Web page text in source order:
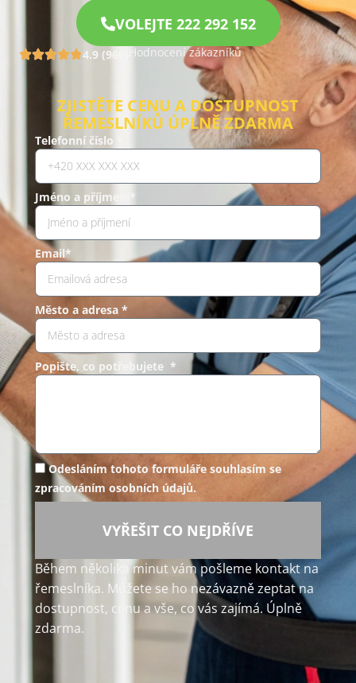
VOLEJTE 222 292 152
4.9 (960) Hodnocení zákazníků
ZJISTĚTE CENU A DOSTUPNOST
ŘEMESLNÍKŮ ÚPLNĚ ZDARMA
Telefonní číslo *
Jméno a příjmení*
Email*
Město a adresa *
Popište, co potřebujete *
Odesláním tohoto formuláře souhlasím se
zpracováním osobních údajů.
VYŘEŠIT CO NEJDŘÍVE
Během několika minut vám pošleme kontakt na
řemeslníka. Můžete se ho nezávazně zeptat na
dostupnost, cenu a vše, co vás zajímá. Úplně
zdarma.